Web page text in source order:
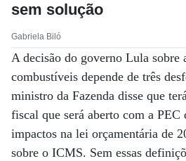
sem solução
Gabriela Biló
A decisão do governo Lula sobre
combustíveis depende de três
ministro da Fazenda disse que
fiscal que será aberto com a PEC
impactos na lei orçamentária de
sobre o ICMS. Sem essas